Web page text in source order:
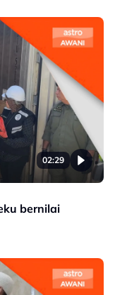
02:29
bernilai